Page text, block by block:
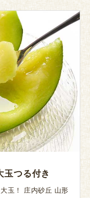
玉つる付き
玉！ 庄内砂丘 山形